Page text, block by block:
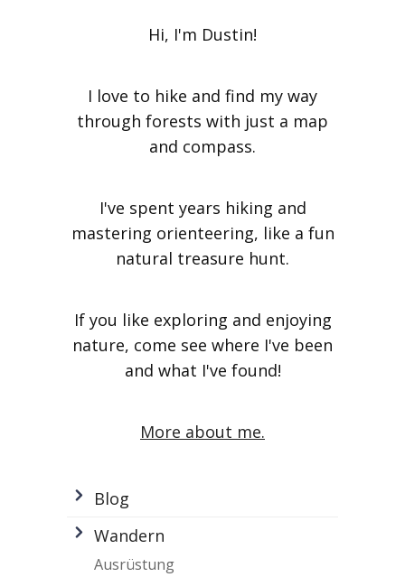
Hi, I'm Dustin!
I love to hike and find my way
through forests with just a map
and compass.
I've spent years hiking and
mastering orienteering, like a fun
natural treasure hunt.
If you like exploring and enjoying
nature, come see where I've been
and what I've found!
More about me.
Blog
Wandern
Ausrüstung